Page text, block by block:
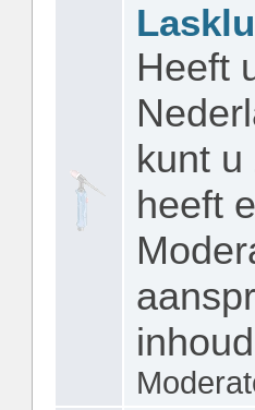
Heeft
kunt
heeft